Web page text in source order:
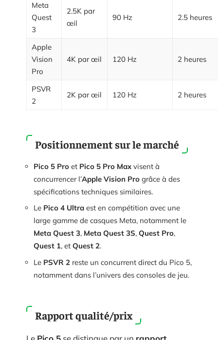
Meta
Quest
3
2.5K par
œil
90 Hz 2.5 heures
Apple
Vision
Pro
4K par œil 120 Hz 2 heures
PSVR
2
2K par œil 120 Hz 2 heures
Positionnement sur le marché
Pico 5 Pro et Pico 5 Pro Max visent à
concurrencer l’Apple Vision Pro grâce à des
spécifications techniques similaires.
Le Pico 4 Ultra est en compétition avec une
large gamme de casques Meta, notamment le
Meta Quest 3, Meta Quest 3S, Quest Pro,
Quest 1, et Quest 2.
Le PSVR 2 reste un concurrent direct du Pico 5,
notamment dans l’univers des consoles de jeu.
Rapport qualité/prix